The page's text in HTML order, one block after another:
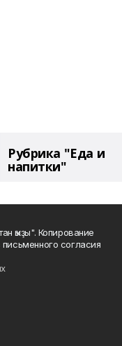
Рубрика "Еда и
напитки"
ҡыҙы". Копирование
согласия